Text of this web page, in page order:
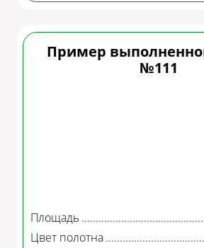
Пример
№111
Площадь
Цвет полотна